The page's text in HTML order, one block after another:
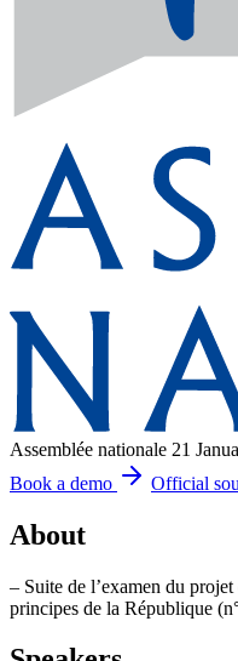
Assemblée nationale 21
Book a demo
Official
About
– Suite de l’examen du
principes de la République